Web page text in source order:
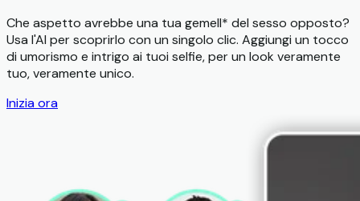
Che aspetto avrebbe una tua gemell* del sesso opposto?
Usa l'AI per scoprirlo con un singolo clic. Aggiungi un tocco
di umorismo e intrigo ai tuoi selfie, per un look veramente
tuo, veramente unico.
Inizia ora